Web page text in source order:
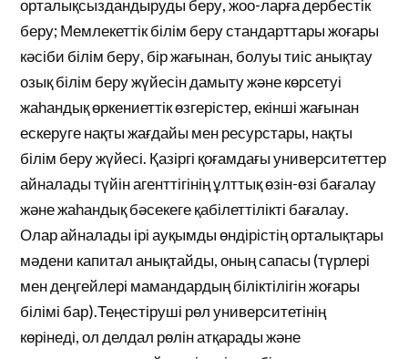
орталықсыздандыруды беру, жоо-ларға дербестік
беру; Мемлекеттік білім беру стандарттары жоғары
кәсіби білім беру, бір жағынан, болуы тиіс анықтау
озық білім беру жүйесін дамыту және көрсетуі
жаһандық өркениеттік өзгерістер, екінші жағынан
ескеруге нақты жағдайы мен ресурстары, нақты
білім беру жүйесі. Қазіргі қоғамдағы университеттер
айналады түйін агенттігінің ұлттық өзін-өзі бағалау
және жаһандық бәсекеге қабілеттілікті бағалау.
Олар айналады ірі ауқымды өндірістің орталықтары
мәдени капитал анықтайды, оның сапасы (түрлері
мен деңгейлері мамандардың біліктілігін жоғары
білімі бар).Теңестіруші рөл университетінің
көрінеді, ол делдал рөлін атқарады және